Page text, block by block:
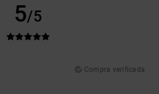
5/5
Compra verificada